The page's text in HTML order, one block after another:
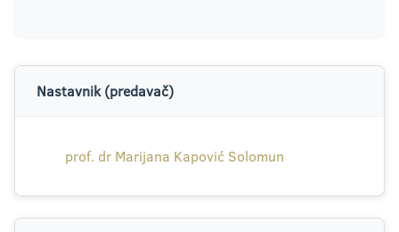
Nastavnik (predavač)
prof. dr Marijana Kapović Solomun